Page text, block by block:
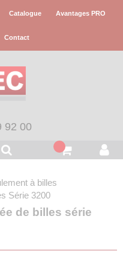
Catalogue Avantages PRO
Contact
92 00
à billes
Série 3200
de billes série